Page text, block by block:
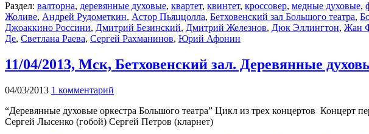
Раздел: валторна, деревянные духовые, квартет, квинтет, кроссовер, медные духовые,
Жоливе, Андрей Рудометкин, Астор Пьяццолла, Бетховенский зал Большого театра,
Джоаккино Россини, Дмитрий Безинский, Дмитрий Железнов, Дюк Эллингтон, Жан
Де, Светлана Раева, Сергей Рахманинов, Юрий Афонин
11/04/2013, Мск, Бетховенский зал. Деревянные
04/03/2013 1 комментарий
“Деревянные духовые оркестра Большого театра” Цикл из трех концертов Концерт
Сергей Лысенко (гобой) Сергей Петров (кларнет)